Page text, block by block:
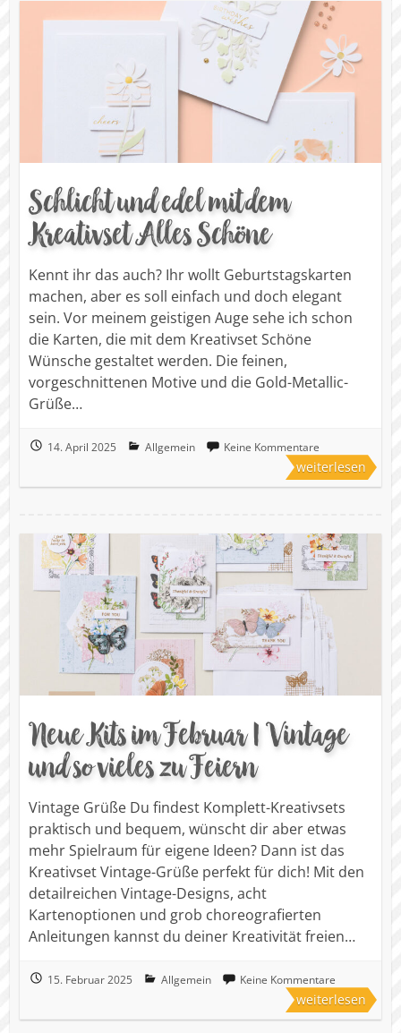
Schlicht und edel mit dem
Kreativset Alles Schöne
Kennt ihr das auch? Ihr wollt Geburtstagskarten
machen, aber es soll einfach und doch elegant
sein. Vor meinem geistigen Auge sehe ich schon
die Karten, die mit dem Kreativset Schöne
Wünsche gestaltet werden. Die feinen,
vorgeschnittenen Motive und die Gold-Metallic-
Grüße…
14. April 2025 Allgemein Keine Kommentare
weiterlesen
Neue Kits im Februar | Vintage
und so vieles zu Feiern
Vintage Grüße Du findest Komplett-Kreativsets
praktisch und bequem, wünscht dir aber etwas
mehr Spielraum für eigene Ideen? Dann ist das
Kreativset Vintage-Grüße perfekt für dich! Mit den
detailreichen Vintage-Designs, acht
Kartenoptionen und grob choreografierten
Anleitungen kannst du deiner Kreativität freien…
15. Februar 2025 Allgemein Keine Kommentare
weiterlesen